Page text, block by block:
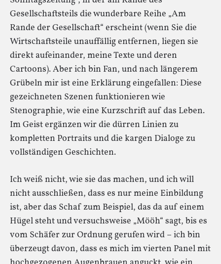
Gesellschaftsteils die wunderbare Reihe „Am
Rande der Gesellschaft“ erscheint (wenn Sie die
Wirtschaftsteile unauffällig entfernen, liegen sie
direkt aufeinander, meine Texte und deren
Cartoons). Aber ich bin Fan, und nach längerem
Grübeln mir ist eine Erklärung eingefallen: Diese
gezeichneten Szenen funktionieren wie
Stenographie, wie eine Kurzschrift auf das Leben.
Im Geist ergänzen wir die dürren Linien zu
kompletten Portraits und die kargen Dialoge zu
vollständigen Geschichten.
Ich weiß nicht, wie sie das machen, und ich will
nicht ausschließen, dass es nur meine Einbildung
ist, aber das Schaf zum Beispiel, das da auf einem
Hügel steht und versuchsweise „Mööh“ sagt, bis es
vom Schäfer zur Ordnung gerufen wird – ich bin
überzeugt davon, dass es mich im vierten Panel mit